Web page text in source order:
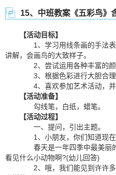
15、中班教案《五彩鸟》
【活动目标】
1、学习用线条画的手法表
讲解，会画鸟的大致样子。
2、尝试运用各种丰富的颜
3、根据色彩进行大胆合理
4、喜欢参加艺术活动，并
【活动准备】
勾线笔，白纸，蜡笔。
【活动过程】
一、提问，引出主题。
1、小朋友，你们知道现在
春天是一年四季中最美丽
看见什么小动物啊?(幼儿回答)
2、哦，我们能见到许许多